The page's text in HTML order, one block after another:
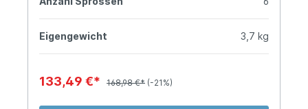
Eigengewicht 3,7 kg
133,49 €* 168,98 €* (-21%)